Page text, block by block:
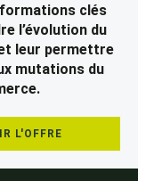
clés
l’évolution du
leur permettre
mutations du
L'OFFRE